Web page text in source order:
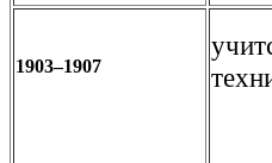
1903–1907